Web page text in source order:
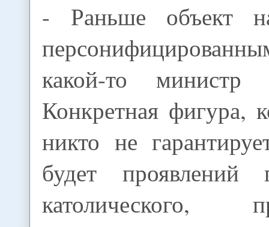
- Раньше объект
какой-то министр
Конкретная фигура,
никто не
будет проявлений
католического,